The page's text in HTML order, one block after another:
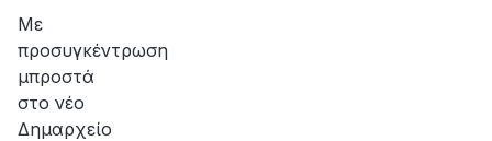
Με
προσυγκέντρωση
μπροστά
στο νέο
Δημαρχείο